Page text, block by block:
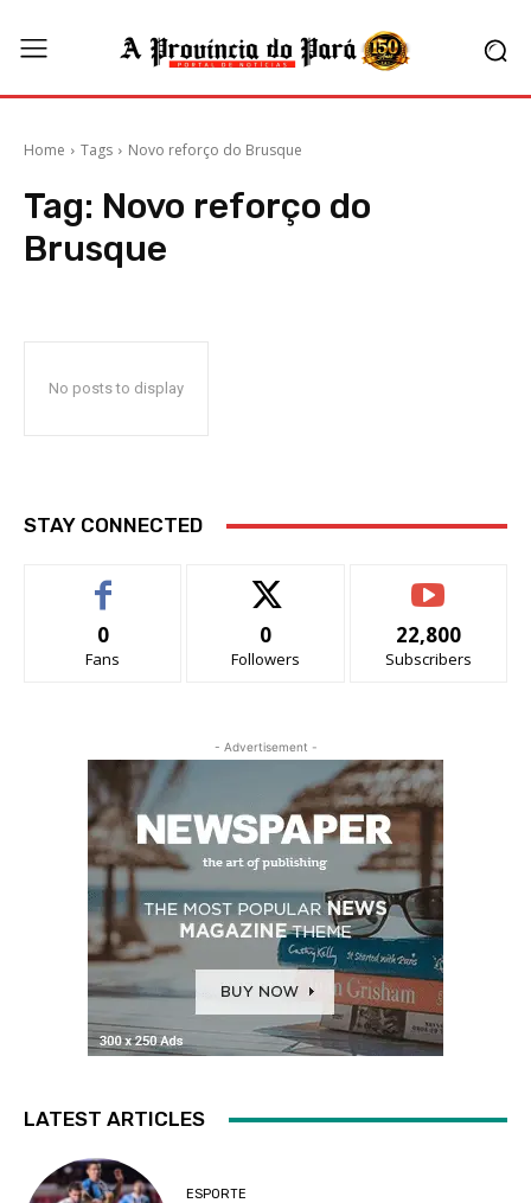
Home Tags Novo reforço do Brusque
Tag: Novo reforço do
Brusque
No posts to display
STAY CONNECTED
0
Fans
0
Followers
22,800
Subscribers
- Advertisement -
LATEST ARTICLES
ESPORTE